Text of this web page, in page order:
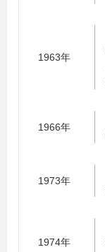
1963年
1966年
1973年
1974年